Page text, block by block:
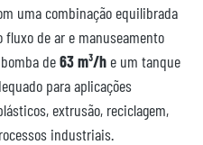
uma combinação equilibrada
fluxo de ar e manuseamento
de63 m³/h e um tanque
para aplicações
extrusão, reciclagem,
industriais.